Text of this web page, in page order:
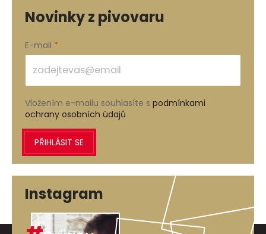
Novinky z pivovaru
E-mail
Vložením e-mailu souhlasíte s podmínkami
ochrany osobních údajů
PŘIHLÁSIT SE
Instagram